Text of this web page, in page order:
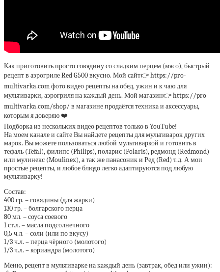
Как приготовить просто говядину со сладким перцем (мясо), быстрый
рецепт в аэрогриле Red G500 вкусно. Мой сайт👉 https://pro-
multivarka.com фото видео рецепты на обед, ужин и к чаю для
мультиварки, аэрогриля на каждый день. Мой магазин👉 https://pro-
multivarka.com/shop/ в магазине продаётся техника и аксессуары,
которым я доверяю ❤️
Подборка из нескольких видео рецептов только в YouTube!
На моем канале и сайте Вы найдете рецепты для мультиварок других
марок. Вы можете пользоваться любой мультиваркой и готовить в
тефаль (Tefal), филипс (Philips), поларис (Polaris), редмонд (Redmond)
или мулинекс (Moulinex), а так же панасоник и Ред (Red) т.д. А мои
простые рецепты, и любое блюдо легко адаптируются под любую
мультиварку!
Состав:
400 гр. – говядины (для жарки)
130 гр. – болгарского перца
80 мл. – соуса соевого
1 ст.л. – масла подсолнечного
0,5 ч.л. – соли (или по вкусу)
1/3 ч.л. – перца чёрного (молотого)
1/3 ч.л. – кориандра (молотого)
Меню, рецепт в мультиварке на каждый день (завтрак, обед или ужин):